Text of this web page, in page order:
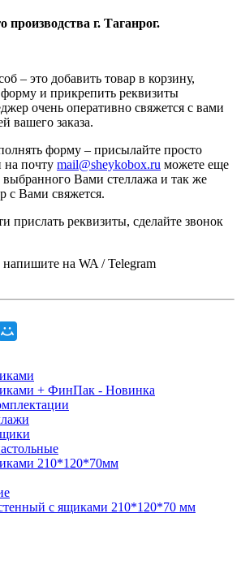
г. Таганрог.
– это добавить товар в корзину,
и прикрепить реквизиты
очень оперативно свяжется с вами
вашего заказа.
форму – присылайте просто
на почту mail@sheykobox.ru можете еще
выбранного Вами стеллажа и так же
с Вами свяжется.
прислать реквизиты, сделайте звонок
на WA / Telegram
+ ФинПак - Новинка
210*120*70мм
с ящиками 210*120*70 мм